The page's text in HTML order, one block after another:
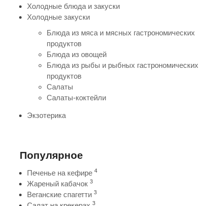
Холодные блюда и закуски
Холодные закуски
Блюда из мяса и мясных гастрономических
продуктов
Блюда из овощей
Блюда из рыбы и рыбных гастрономических
продуктов
Салаты
Салаты-коктейли
Экзотерика
Популярное
Печенье на кефире 4
Жареный кабачок 3
Веганские спагетти 3
3